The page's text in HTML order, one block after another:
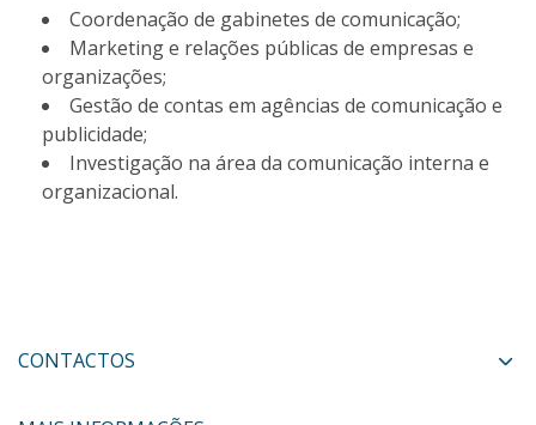
Coordenação de gabinetes de comunicação;
Marketing e relações públicas de empresas e
organizações;
Gestão de contas em agências de comunicação e
publicidade;
Investigação na área da comunicação interna e
organizacional.
CONTACTOS